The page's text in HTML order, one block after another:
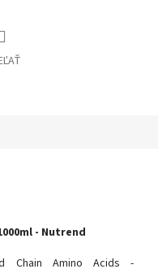
- Nutrend
Chain Amino Acids -